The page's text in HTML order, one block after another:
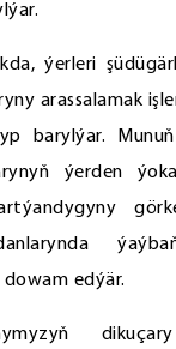
ýerleri
arassalamak
barylýar.
ýerden
edýär.